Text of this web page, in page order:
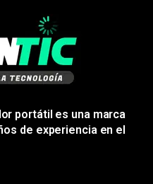
portátil es una marca
de experiencia en el